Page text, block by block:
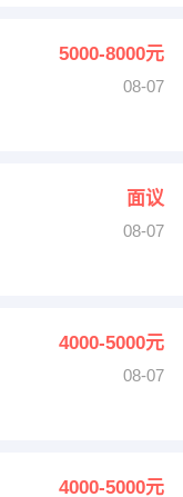
法律5000-8000元
08-07
面议
08-07
4000-5000元
08-07
4000-5000元